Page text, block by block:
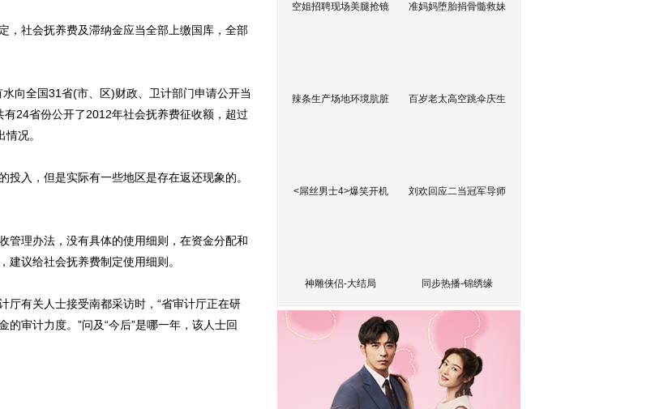
社会抚养费及滞纳金应当全部上缴国库，全部
向全国31省(市、区)财政、卫计部门申请公开当
24省份公开了2012年社会抚养费征收额，超过
况。
入，但是实际有一些地区是存在返还现象的。
理办法，没有具体的使用细则，在资金分配和
议给社会抚养费制定使用细则。
有关人士接受南都采访时，“省审计厅正在研
审计力度。”问及“今后”是哪一年，该人士回
空姐招聘现场美腿抢镜 准妈妈堕胎捐骨髓救妹
辣条生产场地环境肮脏 百岁老太高空跳伞庆生
<屌丝男士4>爆笑开机 刘欢回应二当冠军导师
神雕侠侣-大结局 同步热播-锦绣缘